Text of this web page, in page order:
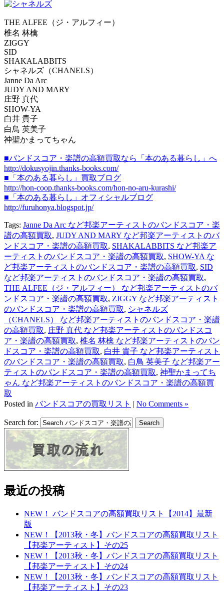
THE ALFEE（ジ・アルフィー）
椎名 林檎
ZIGGY
SID
SHAKALABBITS
シャネルズ（CHANELS）
Janne Da Arc
JUDY AND MARY
庄野 真代
SHOW-YA
白井 貴子
白鳥 英美子
神聖かまってちゃん
■バンドスコア・楽譜の高額買取なら「本のある暮らし」へ
http://dokusyojin.thanks-books.com/
■「本のある暮らし」買取ブログ
http://hon-coop.thanks-books.com/hon-no-aru-kurashi/
■「本のある暮らし」オフィシャルブログ
http://furuhonya.blogspot.jp/
Tags: Janne Da Arc など邦楽アーティストのバンドスコア・楽
譜の高額買取, JUDY AND MARY など邦楽アーティストのバ
ンドスコア・楽譜の高額買取, SHAKALABBITS など邦楽ア
ーティストのバンドスコア・楽譜の高額買取, SHOW-YA な
ど邦楽アーティストのバンドスコア・楽譜の高額買取, SID
など邦楽アーティストのバンドスコア・楽譜の高額買取,
THE ALFEE（ジ・アルフィー） など邦楽アーティストのバ
ンドスコア・楽譜の高額買取, ZIGGY など邦楽アーティスト
のバンドスコア・楽譜の高額買取, シャネルズ
（CHANELS） など邦楽アーティストのバンドスコア・楽譜
の高額買取, 庄野 真代 など邦楽アーティストのバンドスコ
ア・楽譜の高額買取, 椎名 林檎 など邦楽アーティストのバン
ドスコア・楽譜の高額買取, 白井 貴子 など邦楽アーティスト
のバンドスコア・楽譜の高額買取, 白鳥 英美子 など邦楽アー
ティストのバンドスコア・楽譜の高額買取, 神聖かまってち
ゃん など邦楽アーティストのバンドスコア・楽譜の高額買
取
Posted in バンドスコアの買取リスト | No Comments »
Search for:
最近の投稿
NEW！ バンドスコアの高額買取リスト【2014】最新
版
NEW！【2013秋・冬】バンドスコアの高額買取リスト
【邦楽アーティスト】その25
NEW！【2013秋・冬】バンドスコアの高額買取リスト
【邦楽アーティスト】その24
NEW！【2013秋・冬】バンドスコアの高額買取リスト
【邦楽アーティスト】その23